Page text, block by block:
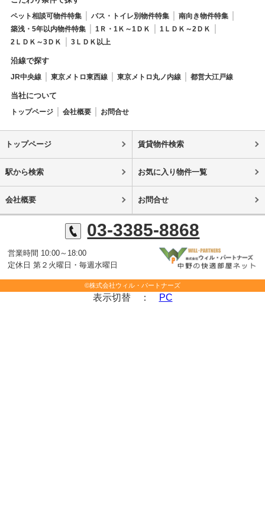
ペット相談可物件特集 バス・トイレ別物件特集
南向き物件特集
築浅・5年以内物件特集
1Ｒ・1Ｋ～1ＤＫ
1ＬＤＫ～2ＤＫ
2ＬＤＫ～3ＤＫ
3ＬＤＫ以上
沿線で探す
JR中央線 東京メトロ東西線 東京メトロ丸ノ内線 都営大江戸線
当社について
トップページ 会社概要 お問合せ
トップページ 賃貸物件検索
駅から検索 お気に入り物件一覧
会社概要 お問合せ
03-3385-8868
営業時間 10:00～18:00
定休日 第２火曜日・毎週水曜日
©株式会社ウィル・パートナーズ
表示切替 ： PC